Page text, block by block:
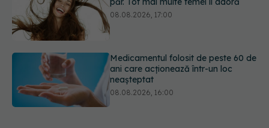
Medicamentul folosit de peste 60 de
Transpirații nocturne: semnul ignorat
care poate ascunde probleme